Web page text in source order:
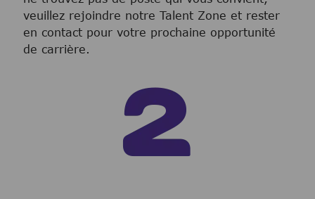
veuillez rejoindre notre Talent Zone et rester
en contact pour votre prochaine opportunité
de carrière.